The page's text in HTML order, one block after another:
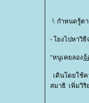
กำหนดรู้ต
- โยงไปหาวิ
"หนูเคยลองจ้
เดินโดยใช้
สมาธิ เพิ่มวิริ